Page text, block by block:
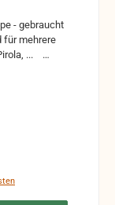
...
und die